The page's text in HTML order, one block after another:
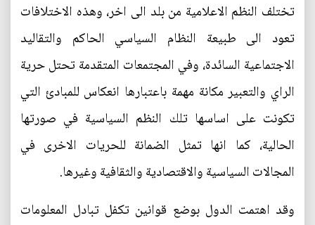
تختلف النظم الاعلامية من بلد الى اخر، وهذه الاختلافات
تعود الى طبيعة النظام السياسي الحاكم والتقاليد
الاجتماعية السائدة، وفي المجتمعات المتقدمة تحتل حرية
الراي والتعبير مكانة مهمة باعتبارها انعكاس للمبادئ التي
تكونت على اساسها تلك النظم السياسية في صورتها
الحالية، كما انها تمثل الضمانة للحريات الاخرى في
المجالات السياسية والاقتصادية والثقافية وغيرها.
وقد اهتمت الدول بوضع قوانين تكفل تبادل المعلومات